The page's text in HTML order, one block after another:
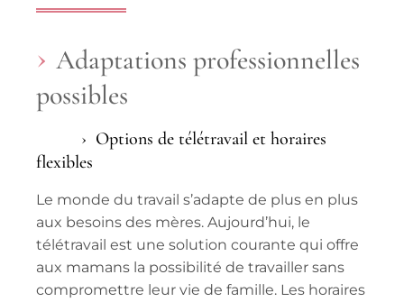
Adaptations professionnelles
possibles
Options de télétravail et horaires
flexibles
Le monde du travail s’adapte de plus en plus
aux besoins des mères. Aujourd’hui, le
télétravail est une solution courante qui offre
aux mamans la possibilité de travailler sans
compromettre leur vie de famille. Les horaires